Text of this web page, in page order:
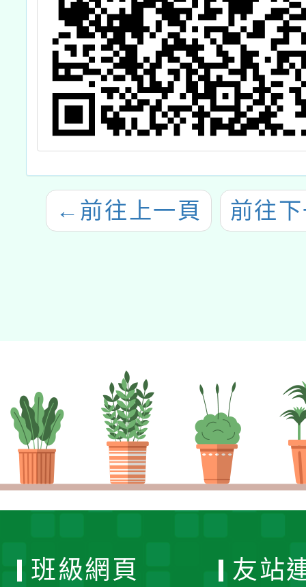
← 前往上一頁 前往
班級網頁 友站